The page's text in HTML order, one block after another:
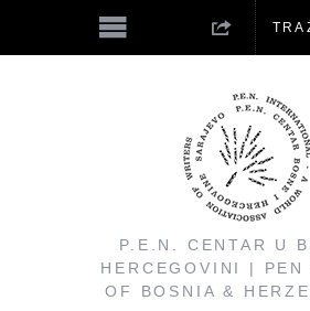
P.E.N. CENTAR U
HERCEGOVINI | PEN
OF BOSNIA &